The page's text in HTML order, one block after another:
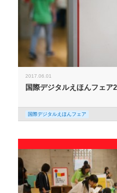
2017.06.01
国際デジタルえほんフェア
国際デジタルえほんフェア